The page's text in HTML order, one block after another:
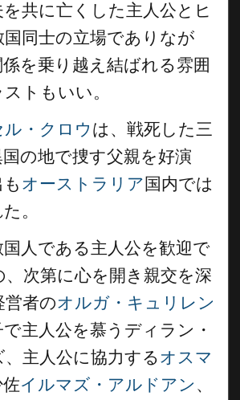
共に亡くした主人公とヒ
国同士の立場でありなが
を乗り越え結ばれる雰囲
トもいい。
・クロウ は、戦死した三
の地で捜す父親を好演
オーストラリア 国内では
。
人である主人公を歓迎で
、次第に心を開き親交を深
者のオルガ・キュリレン
主人公を慕うディラン・
主人公に協力するオスマ
イルマズ・アルドアン 、